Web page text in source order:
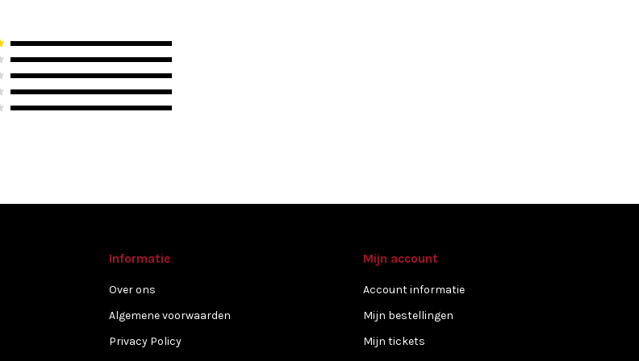
Informatie
Over ons
Algemene voorwaarden
Privacy Policy
Mijn account
Account informatie
Mijn bestellingen
Mijn tickets